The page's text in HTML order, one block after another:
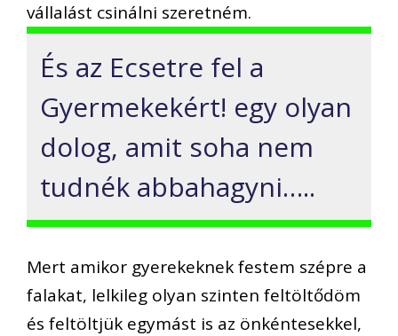
vállalást csinálni szeretném.
És az Ecsetre fel a
Gyermekekért! egy olyan
dolog, amit soha nem
tudnék abbahagyni…..
Mert amikor gyerekeknek festem szépre a
falakat, lelkileg olyan szinten feltöltődöm
és feltöltjük egymást is az önkéntesekkel,